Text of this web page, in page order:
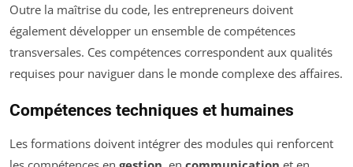
Outre la maîtrise du code, les entrepreneurs doivent
également développer un ensemble de compétences
transversales. Ces compétences correspondent aux qualités
requises pour naviguer dans le monde complexe des affaires.
Compétences techniques et humaines
Les formations doivent intégrer des modules qui renforcent